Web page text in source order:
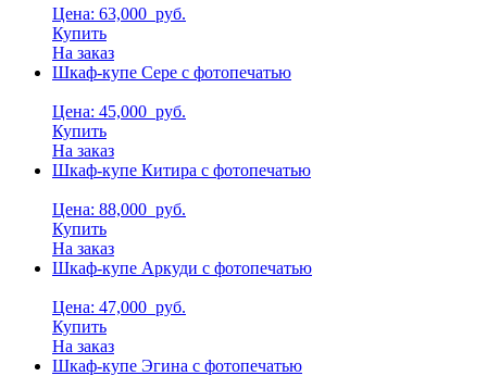
Цена: 63,000 руб.
Купить
На заказ
Шкаф-купе Сере с фотопечатью
Цена: 45,000 руб.
Купить
На заказ
Шкаф-купе Китира с фотопечатью
Цена: 88,000 руб.
Купить
На заказ
Шкаф-купе Аркуди с фотопечатью
Цена: 47,000 руб.
Купить
На заказ
Шкаф-купе Эгина с фотопечатью